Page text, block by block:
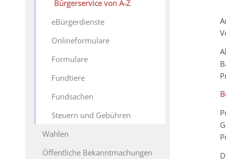
Bürgerservice von A-Z
eBürgerdienste
Onlineformulare
Formulare
Fundtiere
Fundsachen
Steuern und Gebühren
Wahlen
Öffentliche Bekanntmachungen